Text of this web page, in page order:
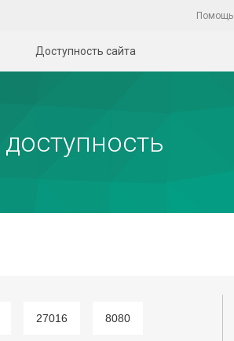
Помощь
Доступность сайта
27016 8080